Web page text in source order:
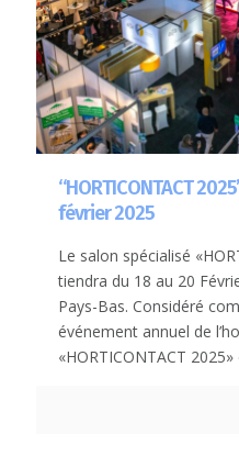
“HORTICONTACT
février 2025
Le salon spécialisé
tiendra du 18 au 20
Pays-Bas. Considéré
événement annuel de
«HORTICONTACT 2025»